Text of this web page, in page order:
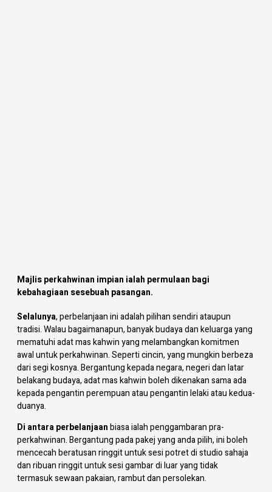
Majlis perkahwinan impian ialah permulaan bagi
kebahagiaan sesebuah pasangan.
Selalunya, perbelanjaan ini adalah pilihan sendiri ataupun
tradisi. Walau bagaimanapun, banyak budaya dan keluarga yang
mematuhi adat mas kahwin yang melambangkan komitmen
awal untuk perkahwinan. Seperti cincin, yang mungkin berbeza
dari segi kosnya. Bergantung kepada negara, negeri dan latar
belakang budaya, adat mas kahwin boleh dikenakan sama ada
kepada pengantin perempuan atau pengantin lelaki atau kedua-
duanya.
Di antara perbelanjaanbiasa ialah penggambaran pra-
perkahwinan. Bergantung pada pakej yang anda pilih, ini boleh
mencecah beratusan ringgit untuk sesi potret di studio sahaja
dan ribuan ringgit untuk sesi gambar di luar yang tidak
termasuk sewaan pakaian, rambut dan persolekan.